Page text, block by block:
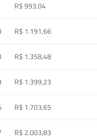
R$ 993,04
R$ 1.191,66
R$ 1.358,48
R$ 1.399,23
R$ 1.703,65
R$ 2.003,83